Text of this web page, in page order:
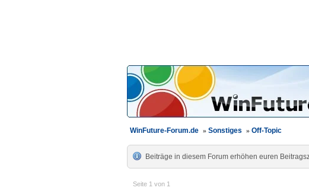
WinFuture-Forum.de » Sonstiges » Off-Topic
Beiträge in diesem Forum erhöhen euren
Seite 1 von 1